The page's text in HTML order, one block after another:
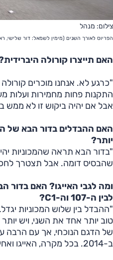
צילום: מנהל
הפריוס לאורך השנים (מימין לשמאל: דור שלישי,
האם תייצרו קורולה
"כרגע לא. אנחנו מוכרים
התקנות פחות מחמירות ועלות
אבל אם יהיה ביקוש זו לא ממש
האם ההבדלים בדור הבא של
יותר?
"בדור הבא תראה שהמכוניות
שהבסיס דומה. אבל תצטרך
ומה לגבי האייגו? האם בדור
לבין ה-107 וה-C1?
"ההבדל בין שלוש המכוניות
טוב יותר אחד את השני, ויש
של הדגם הנוכחי, אך עם הרבה
ב-2014. בכל מקרה, האייגו ואחיותיה לא יקבלו גרסת כלאיים".